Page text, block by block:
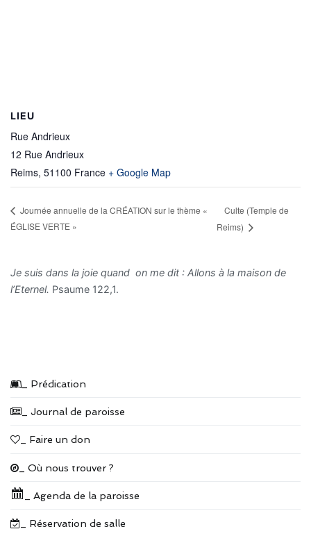
LIEU
Rue Andrieux
12 Rue Andrieux
Reims, 51100 France + Google Map
Journée annuelle de la CRÉATION sur le thème «
ÉGLISE VERTE »
Culte (Temple de
Reims)
Je suis dans la joie quand on me dit : Allons à la maison de
l’Eternel. Psaume 122,1.
_ Prédication
_ Journal de paroisse
_ Faire un don
_ Où nous trouver ?
_ Agenda de la paroisse
_ Réservation de salle